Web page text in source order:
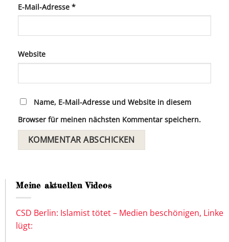
E-Mail-Adresse *
Website
Name, E-Mail-Adresse und Website in diesem
Browser für meinen nächsten Kommentar speichern.
Meine aktuellen Videos
CSD Berlin: Islamist tötet – Medien beschönigen, Linke
lügt: